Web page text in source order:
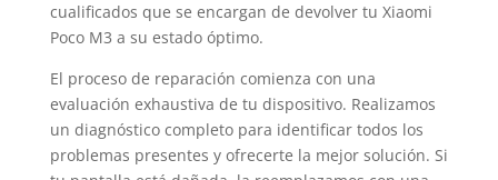
cualificados que se encargan de devolver tu Xiaomi
Poco M3 a su estado óptimo.
El proceso de reparación comienza con una
evaluación exhaustiva de tu dispositivo. Realizamos
un diagnóstico completo para identificar todos los
problemas presentes y ofrecerte la mejor solución. Si